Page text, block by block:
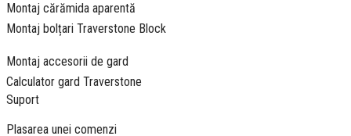
Montaj cărămida aparentă
Montaj bolțari Traverstone Block
Montaj accesorii de gard
Calculator gard Traverstone
Suport
Plasarea unei comenzi